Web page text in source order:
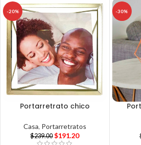
-20%
Portarretrato chico
Casa, Portarretratos
$239.00 $191.20
-30%